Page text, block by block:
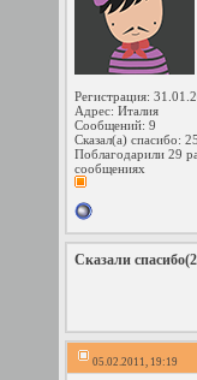
Регистрация:
Адрес: Италия
Сообщений: 9
Сказал(а) спасибо: 25
Поблагодарили 29
сообщениях
Сказали
05.02.2011, 19:19